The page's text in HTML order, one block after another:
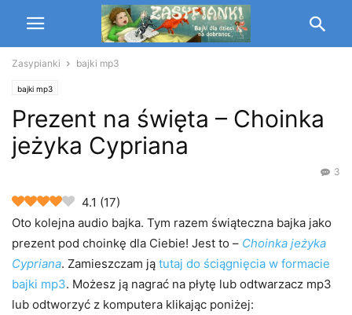
Zasypianki bajki mp3
bajki mp3
Prezent na święta – Choinka
jeżyka Cypriana
3
4.1 (17)
Oto kolejna audio bajka. Tym razem świąteczna bajka jako
prezent pod choinkę dla Ciebie! Jest to – Choinka jeżyka
Cypriana. Zamieszczam ją tutaj do ściągnięcia w formacie
bajki mp3. Możesz ją nagrać na płytę lub odtwarzacz mp3
lub odtworzyć z komputera klikając poniżej: